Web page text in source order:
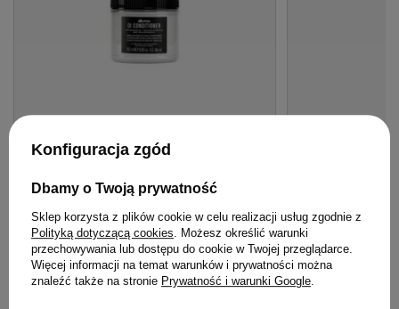
OFERTA BESTSELLER
Beautifying do włosów 250 ml
126,20 zł / szt.
(50,48 zł / 100ml)
126.2pkt punktów
Najniższa cena produktu w okresie 30 dni przed
20,90 zł
(34,83 zł / 100ml)
Konfiguracja zgód
Dbamy o Twoją prywatność
Sklep korzysta z plików cookie w celu realizacji usług zgodnie z
Polityką dotyczącą cookies . Możesz określić warunki
przechowywania lub dostępu do cookie w Twojej przeglądarce.
Więcej informacji na temat warunków i prywatności można
znaleźć także na stronie Prywatność i warunki Google